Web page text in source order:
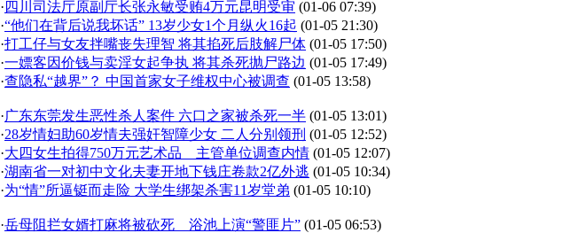
· 四川司法厅原副厅长张永敏受贿4万元昆明受审 (01-06 07:39)
·“他们在背后说我坏话” 13岁少女1个月纵火16起 (01-05 21:30)
·打工仔与女友拌嘴丧失理智 将其掐死后肢解尸体 (01-05 17:50)
·一嫖客因价钱与卖淫女起争执 将其杀死抛尸路边 (01-05 17:49)
·查隐私“越界”？ 中国首家女子维权中心被调查 (01-05 13:58)
·广东东莞发生恶性杀人案件 六口之家被杀死一半 (01-05 13:01)
·28岁情妇助60岁情夫强奸智障少女 二人分别领刑 (01-05 12:52)
·大四女生拍得750万元艺术品 主管单位调查内情 (01-05 12:07)
·湖南省一对初中文化夫妻开地下钱庄卷款2亿外逃 (01-05 10:34)
·为“情”所逼铤而走险 大学生绑架杀害11岁堂弟 (01-05 10:10)
·岳母阻拦女婿打麻将被砍死 浴池上演“警匪片” (01-05 06:53)